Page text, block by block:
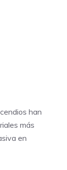
han
más
en